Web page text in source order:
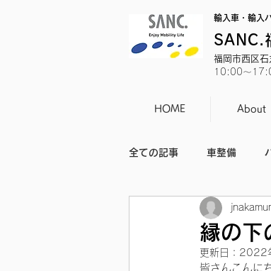
輸入車・輸入
SANC.
福岡市西区
10:00～
HOME About
全ての記事 車整備
バイクのニュース
縁の下
更新日： 2022
皆さんこんに